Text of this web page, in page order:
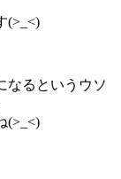
(>_<)
なるというウソ
(>_<)